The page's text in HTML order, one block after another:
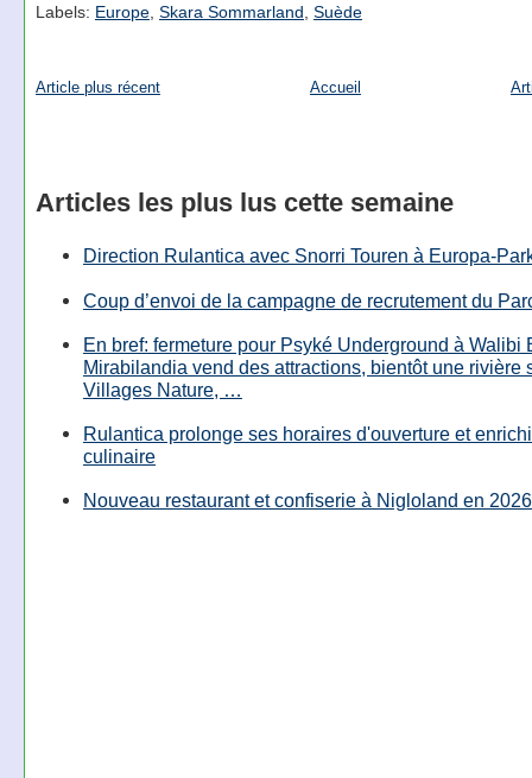
Labels: Europe, Skara Sommarland Suède
Article plus récent Accueil
Articles les plus lus cette semaine
Direction Rulantica avec Snorri Touren à Europa-
Coup d’envoi de la campagne de recrutement du
En bref: fermeture pour Psyké Underground à Walibi
Mirabilandia vend des attractions, bientôt une rivière
Villages Nature, …
Rulantica prolonge ses horaires d'ouverture et
culinaire
Nouveau restaurant et confiserie à Nigloland en 2026